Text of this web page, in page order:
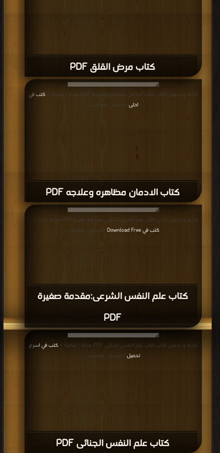
كتاب مرض القلق PDF
كتاب الادمان مظاهره وعلاجه PDF
قراءة و تحميل كتاب كتاب الادمان مظاهره وعلاجه PDF مجانا | مكتبة >
كتب في
احلى
| التحميل : مرة/مرات
كتاب علم النفس الشرعى:مقدمة صغيرة
PDF
قراءة و تحميل كتاب كتاب علم النفس الشرعى:مقدمة صغيرة PDF مجانا | مكتبة >
كتب في Download Free
| التحميل : مرة/مرات
كتاب علم النفس الجنائى PDF
قراءة و تحميل كتاب كتاب علم النفس الجنائى PDF مجانا | مكتبة >
كتب في اسرع
تحميل
| التحميل : مرة/مرات